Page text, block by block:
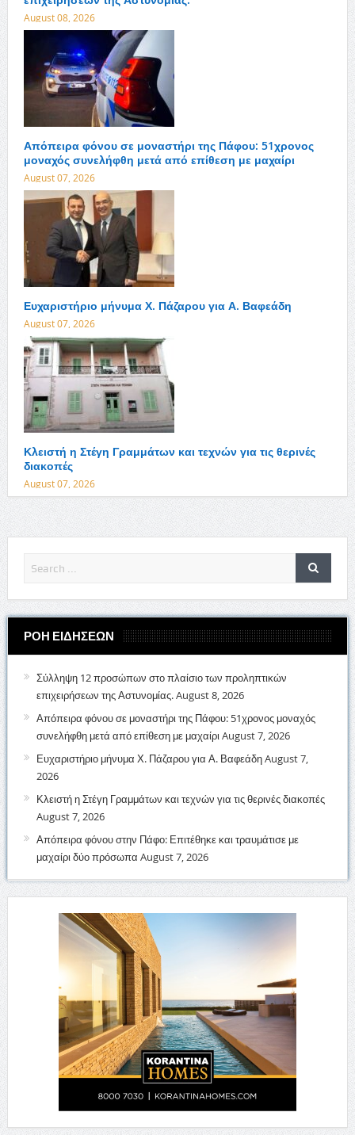
August 08, 2026
Απόπειρα φόνου σε μοναστήρι της Πάφου: 51χρονος
μοναχός συνελήφθη μετά από επίθεση με μαχαίρι
August 07, 2026
Ευχαριστήριο μήνυμα Χ. Πάζαρου για Α. Βαφεάδη
August 07, 2026
Κλειστή η Στέγη Γραμμάτων και τεχνών για τις θερινές
διακοπές
August 07, 2026
ΡΟΗ ΕΙΔΗΣΕΩΝ
Σύλληψη 12 προσώπων στο πλαίσιο των προληπτικών
επιχειρήσεων της Αστυνομίας.August 8, 2026
Απόπειρα φόνου σε μοναστήρι της Πάφου: 51χρονος μοναχός
συνελήφθη μετά από επίθεση με μαχαίριAugust 7, 2026
Ευχαριστήριο μήνυμα Χ. Πάζαρου για Α. ΒαφεάδηAugust 7,
2026
Κλειστή η Στέγη Γραμμάτων και τεχνών για τις θερινές διακοπές
August 7, 2026
Απόπειρα φόνου στην Πάφο: Επιτέθηκε και τραυμάτισε με
μαχαίρι δύο πρόσωπα August 7, 2026